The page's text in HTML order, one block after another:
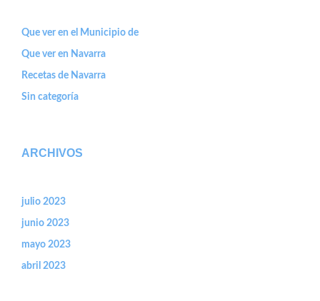
Que ver en el Municipio de
Que ver en Navarra
Recetas de Navarra
Sin categoría
ARCHIVOS
julio 2023
junio 2023
mayo 2023
abril 2023